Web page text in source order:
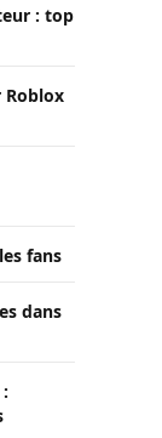
: top
fans
dans